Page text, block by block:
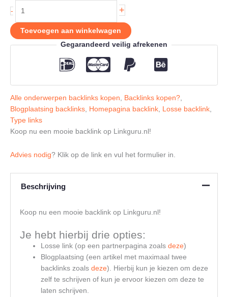
-
Linkguru.nl
aantal
+
Toevoegen aan winkelwagen
Gegarandeerd veilig afrekenen
Alle onderwerpen backlinks kopen Backlinks kopen?
Blogplaatsing backlinks
Homepagina backlink Losse backlink
Type links
Koop nu een mooie backlink op Linkguru.nl!
Advies nodig? Klik op de link en vul het formulier in.
Beschrijving
Koop nu een mooie backlink op Linkguru.nl!
Je hebt hierbij drie opties:
Losse link (op een partnerpagina zoals deze)
Blogplaatsing (een artikel met maximaal twee
backlinks zoals deze). Hierbij kun je kiezen om deze
zelf te schrijven of kun je ervoor kiezen om deze te
laten schrijven.